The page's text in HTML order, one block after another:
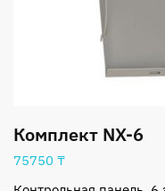
Комплект NX-6
75750 ₸